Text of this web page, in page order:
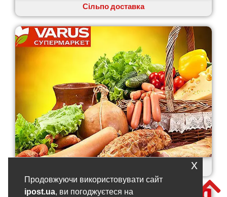
Сільпо доставка
Продовжуючи використовувати сайт
ipost.ua, ви погоджуєтеся на
x